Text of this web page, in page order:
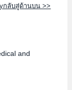
กลับสู่ด้านบน >>
and